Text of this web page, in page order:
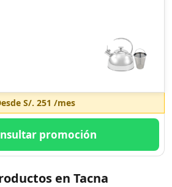
S/. 251 /mes
promoción
en Tacna